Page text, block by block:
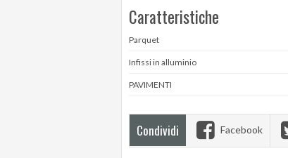
Caratteristiche
Parquet
Infissi in alluminio
PAVIMENTI
Condividi Facebook